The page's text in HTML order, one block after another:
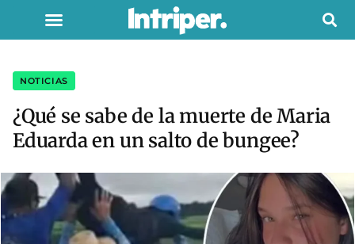
NOTICIAS
¿Qué se sabe de la muerte de Maria
Eduarda en un salto de bungee?